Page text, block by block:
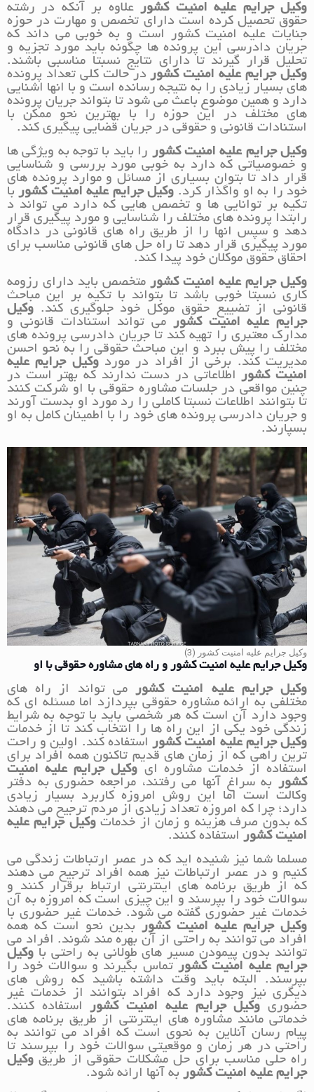
وکیل جرایم علیه امنیت کشور علاوه بر آنکه در رشته
حقوق تحصیل کرده است دارای تخصص و مهارت در حوزه
جنایات علیه امنیت کشور است و به خوبی می داند که
جریان دادرسی این پرونده ها چگونه باید مورد تجزیه و
تحلیل قرار گیرند تا دارای نتایج نسبتا مناسبی باشند.
وکیل جرایم علیه امنیت کشور در حالت کلی تعداد پرونده
های بسیار زیادی را به نتیجه رسانده است و با انها اشنایی
دارد و همین موضوع باعث می شود تا بتواند جریان پرونده
های مختلف در این حوزه را با بهترین نحو ممکن با
استنادات قانونی و حقوقی در جریان قضایی پیگیری کند.
وکیل جرایم علیه امنیت کشور را باید با توجه به ویژگی ها
و خصوصیاتی که دارد به خوبی مورد بررسی و شناسایی
قرار داد تا بتوان بسیاری از مسائل و موارد پرونده های
خود را به او واگذار کرد. وکیل جرایم علیه امنیت کشور با
تکیه بر توانایی ها و تخصص هایی که دارد می تواند د
رابتدا پرونده های مختلف را شناسایی و مورد پیگیری قرار
دهد و سپس انها را از طریق راه های قانونی در دادگاه
مورد پیگیری قرار دهد تا راه حل های قانونی مناسب برای
احقاق حقوق موکلان خود پیدا کند.
وکیل جرایم علیه امنیت کشور متخصص باید دارای رزومه
کاری نسبتا خوبی باشد تا بتواند با تکیه بر این مباحث
قانونی از تضییع حقوق موکل خود جلوگیری کند. وکیل
جرایم علیه امنیت کشور
می تواند استنادات قانونی و
مدارک معتبری را تهیه کند تا جریان دادرسی پرونده های
مختلف را پیش ببرد و این مباحث حقوقی را به نحو احسن
مدیریت کند. برخی از افراد در موردوکیل جرایم علیه
امنیت کشور اطلاعاتی در دست ندارند که بهتر است در
چنین مواقعی در جلسات مشاوره حقوقی با او شرکت کنند
تا بتوانند اطلاعات نسبتا کاملی را رد مورد او بدست آورند
و جریان دادرسی پرونده های خود را با اطمینان کامل به او
بسپارند.
وکیل جرایم علیه امنیت کشور (3)
وکیل جرایم علیه امنیت کشور و راه های مشاوره حقوقی با او
وکیل جرایم علیه امنیت کشورمی تواند از راه های
مختلفی به ارائه مشاوره حقوقی بپردازد اما مسئله ای که
وجود دارد آن است که هر شخصی باید با توجه به شرایط
زندگی خود یکی از این راه ها را انتخاب کند تا از خدمات
وکیل جرایم علیه امنیت کشوراستفاده کند. اولین و راحت
ترین راهی که از زمان های قدیم تاکنون همه افراد برای
استفاده از خدمات مشاوره ای وکیل جرایم علیه امنیت
کشور به سراغ آنها می رفتند، مراجعه حضوری به دفتر
وکالت است اما این روش امروزه کاربرد بسیار زیادی
دارد؛ چرا که امروزه تعداد زیادی از مردم ترجیح می دهند
که بدون صرف هزینه و زمان از خدماتوکیل جرایم علیه
امنیت کشور استفاده کنند.
مسلما شما نیز شنیده اید که در عصر ارتباطات زندگی می
کنیم و در عصر ارتباطات نیز همه افراد ترجیح می دهند
که از طریق برنامه های اینترنتی ارتباط برقرار کنند و
سوالات خود را بپرسند و این چیزی است که امروزه به آن
خدمات غیر حضوری گفته می شود. خدمات غیر حضوری با
وکیل جرایم علیه امنیت کشور بدین نحو است که همه
افراد می توانند به راحتی از آن بهره مند شوند. افراد می
توانند بدون پیمودن مسیر های طولانی به راحتی با وکیل
جرایم علیه امنیت کشور تماس بگیرند و سوالات خود را
بپرسند. البته باید وقت داشته باشید که روش های
دیگری نیز وجود دارد که افراد بتوانند از خدمات غیر
حضوری وکیل جرایم علیه امنیت کشوراستفاده کنند.
خدماتی مانند مشاوره های اینترنتی از طریق برنامه های
پیام رسان آنلاین به نحوی است که افراد می توانند به
راحتی در هر زمان و موقعیتی سوالات خود را بپرسند تا
راه حلی مناسب برای حل مشکلات حقوقی از طریق وکیل
جرایم علیه امنیت کشور به آنها ارائه شود.